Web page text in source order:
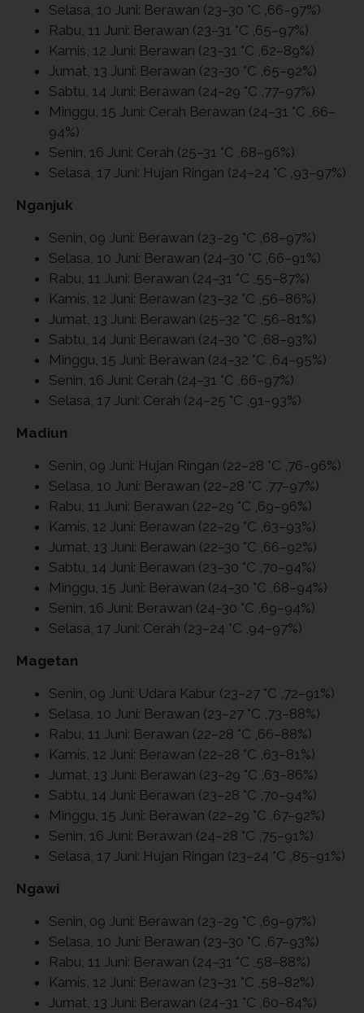
Selasa, 10 Juni: Berawan (23–30 °C ,66–97%)
Rabu, 11 Juni: Berawan (23–31 °C ,65–97%)
Kamis, 12 Juni: Berawan (23–31 °C ,62–89%)
Jumat, 13 Juni: Berawan (23–30 °C ,65–92%)
Sabtu, 14 Juni: Berawan (24–29 °C ,77–97%)
Minggu, 15 Juni: Cerah Berawan (24–31 °C ,66–
94%)
Senin, 16 Juni: Cerah (25–31 °C ,68–96%)
Selasa, 17 Juni: Hujan Ringan (24–24 °C ,93–97%)
Nganjuk
Senin, 09 Juni: Berawan (23–29 °C ,68–97%)
Selasa, 10 Juni: Berawan (24–30 °C ,66–91%)
Rabu, 11 Juni: Berawan (24–31 °C ,55–87%)
Kamis, 12 Juni: Berawan (23–32 °C ,56–86%)
Jumat, 13 Juni: Berawan (25–32 °C ,56–81%)
Sabtu, 14 Juni: Berawan (24–30 °C ,68–93%)
Minggu, 15 Juni: Berawan (24–32 °C ,64–95%)
Senin, 16 Juni: Cerah (24–31 °C ,66–97%)
Selasa, 17 Juni: Cerah (24–25 °C ,91–93%)
Madiun
Senin, 09 Juni: Hujan Ringan (22–28 °C ,76–96%)
Selasa, 10 Juni: Berawan (22–28 °C ,77–97%)
Rabu, 11 Juni: Berawan (22–29 °C ,69–96%)
Kamis, 12 Juni: Berawan (22–29 °C ,63–93%)
Jumat, 13 Juni: Berawan (22–30 °C ,66–92%)
Sabtu, 14 Juni: Berawan (23–30 °C ,70–94%)
Minggu, 15 Juni: Berawan (24–30 °C ,68–94%)
Senin, 16 Juni: Berawan (24–30 °C ,69–94%)
Selasa, 17 Juni: Cerah (23–24 °C ,94–97%)
Magetan
Senin, 09 Juni: Udara Kabur (23–27 °C ,72–91%)
Selasa, 10 Juni: Berawan (23–27 °C ,73–88%)
Rabu, 11 Juni: Berawan (22–28 °C ,66–88%)
Kamis, 12 Juni: Berawan (22–28 °C ,63–81%)
Jumat, 13 Juni: Berawan (23–29 °C ,63–86%)
Sabtu, 14 Juni: Berawan (23–28 °C ,70–94%)
Minggu, 15 Juni: Berawan (22–29 °C ,67–92%)
Senin, 16 Juni: Berawan (24–28 °C ,75–91%)
Selasa, 17 Juni: Hujan Ringan (23–24 °C ,85–91%)
Ngawi
Senin, 09 Juni: Berawan (23–29 °C ,69–97%)
Selasa, 10 Juni: Berawan (23–30 °C ,67–93%)
Rabu, 11 Juni: Berawan (24–31 °C ,58–88%)
Kamis, 12 Juni: Berawan (23–31 °C ,58–82%)
Jumat, 13 Juni: Berawan (24–31 °C ,60–84%)